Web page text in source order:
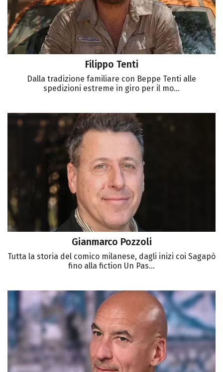
Filippo Tenti
Dalla tradizione familiare con Beppe Tenti alle
spedizioni estreme in giro per il mo...
Gianmarco Pozzoli
Tutta la storia del comico milanese, dagli inizi coi Sagapò
fino alla fiction Un Pas...